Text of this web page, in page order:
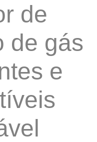
de
de gás
e